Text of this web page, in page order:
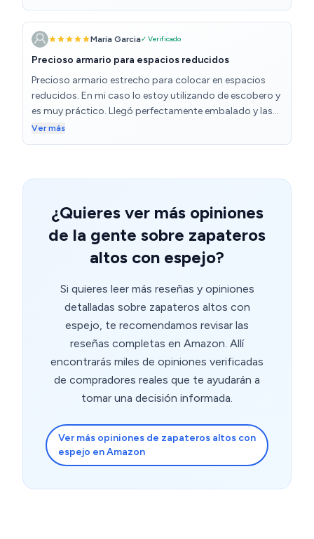
de noche...ni en cajas por el dormitorio...jejeje
Maria Garcia✓ Verificado
Precioso armario para espacios reducidos
Precioso armario estrecho para colocar en espacios
reducidos. En mi caso lo estoy utilizando de escobero y
es muy práctico. Llegó perfectamente embalado y las
instrucciones se entienden muy bien. Lo recomiendo al
100%
Ver más
¿Quieres ver más opiniones
de la gente sobre zapateros
altos con espejo?
Si quieres leer más reseñas y opiniones
detalladas sobre zapateros altos con
espejo, te recomendamos revisar las
reseñas completas en Amazon. Allí
encontrarás miles de opiniones verificadas
de compradores reales que te ayudarán a
tomar una decisión informada.
Ver más opiniones de zapateros altos con
espejo en Amazon